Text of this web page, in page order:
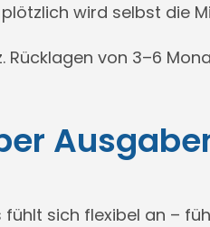
wird selbst die
Rücklagen von 3–6
fühlt sich flexibel an –